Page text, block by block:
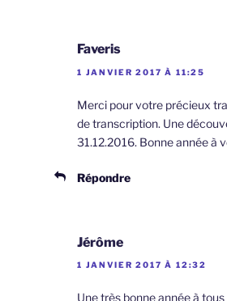
Faveris
1 JANVIER 2017 À 11:25
Merci pour votre précieux
de transcription. Une
31.12.2016. Bonne année à
Répondre
Jérôme
1 JANVIER 2017 À 12:32
Une très bonne année à tous